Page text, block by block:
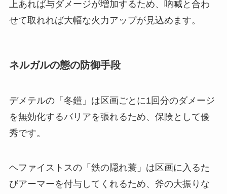
上あれば与ダメージが増加するため、吶喊と合わ
せて取れれば大幅な火力アップが見込めます。
ネルガルの態の防御手段
デメテルの「冬鎧」は区画ごとに1回分のダメージ
を無効化するバリアを張れるため、保険として優
秀です。
ヘファイストスの「鉄の隠れ蓑」は区画に入るた
びアーマーを付与してくれるため、斧の大振りな